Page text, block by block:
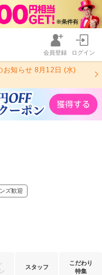
会員登録 ログイン
お知らせ 8月12日 (水)
ズ歓迎
スタッフ
こだわり
特集